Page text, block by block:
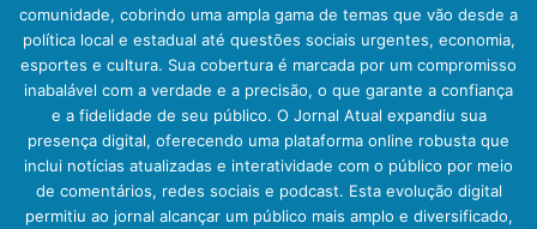
comunidade, cobrindo uma ampla gama de temas que vão desde a
política local e estadual até questões sociais urgentes, economia,
esportes e cultura. Sua cobertura é marcada por um compromisso
inabalável com a verdade e a precisão, o que garante a confiança
e a fidelidade de seu público. O Jornal Atual expandiu sua
presença digital, oferecendo uma plataforma online robusta que
inclui notícias atualizadas e interatividade com o público por meio
de comentários, redes sociais e podcast. Esta evolução digital
permitiu ao jornal alcançar um público mais amplo e diversificado,